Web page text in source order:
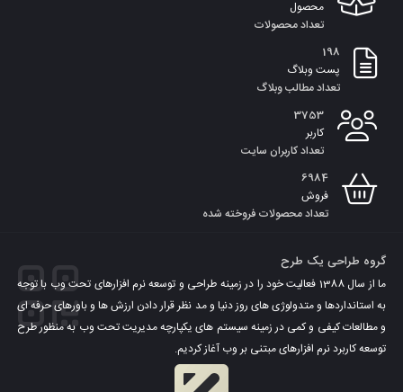
سبد
محصول
تعداد محصولات
198
پست وبلاگ
تعداد مطالب وبلاگ
3753
کاربر
تعداد کاربران سایت
6984
فروش
تعداد محصولات فروخته شده
گروه طراحی یک طرح
ما از سال 1388 فعالیت خود را در زمینه طراحی و توسعه نرم افزارهای تحت وب با توجه
به استانداردها و متدولوژی های روز دنیا و مد نظر قرار دادن ارزش ها و باورهای حرفه ای
و مطالعات کیفی و کمی در زمینه سیستم های یکپارچه مدیریت تحت وب به منظور طرح
توسعه کاربرد نرم افزارهای مبتنی بر وب آغاز کردیم.